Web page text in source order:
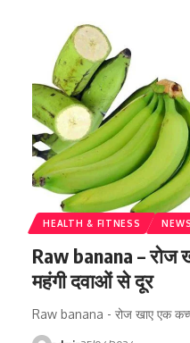
HEALTH & FITNESS NEWS
Raw banana –
महंगी दवाओं से दूर
Raw banana - रोज खाए एक